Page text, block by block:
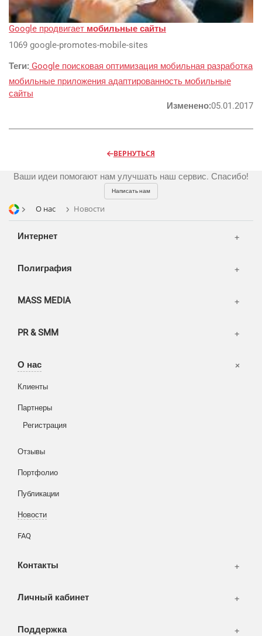
Google продвигает мобильные сайты
1069 google-promotes-mobile-sites
Теги: Google поисковая оптимизация мобильная разработка
мобильные приложения адаптированность мобильные
сайты
Изменено:05.01.2017
ВЕРНУТЬСЯ
Ваши идеи помогают нам улучшать наш сервис. Спасибо!
Написать нам
О нас Новости
Интернет
Реклама и продвижение
AI Automation
Разработка сайтов
CMS 1C-Bitrix
Полиграфия
Цифра и офсет
Широкий формат
MASS MEDIA
Телевидение
OOH
PR & SMM
Аудио и звукозапись
О нас
Клиенты
Партнеры
Регистрация
Отзывы
Портфолио
Публикации
Новости
FAQ
Контакты
Офисы
Личный кабинет
Корзина
Вход
Поддержка
Написать тикет
Разное
WEB и технологии
SEO & PR
Печать и полиграфия